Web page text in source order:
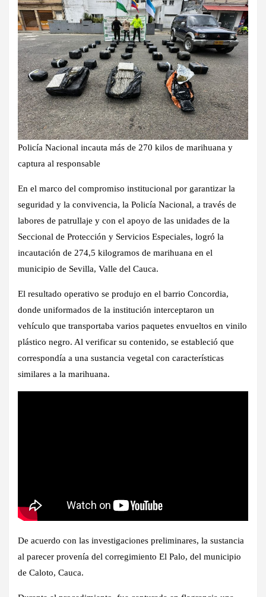
Policía Nacional incauta más de 270 kilos de marihuana y
captura al responsable
En el marco del compromiso institucional por garantizar la
seguridad y la convivencia, la Policía Nacional, a través de
labores de patrullaje y con el apoyo de las unidades de la
Seccional de Protección y Servicios Especiales, logró la
incautación de 274,5 kilogramos de marihuana en el
municipio de Sevilla, Valle del Cauca.
El resultado operativo se produjo en el barrio Concordia,
donde uniformados de la institución interceptaron un
vehículo que transportaba varios paquetes envueltos en vinilo
plástico negro. Al verificar su contenido, se estableció que
correspondía a una sustancia vegetal con características
similares a la marihuana.
De acuerdo con las investigaciones preliminares, la sustancia
al parecer provenía del corregimiento El Palo, del municipio
de Caloto, Cauca.